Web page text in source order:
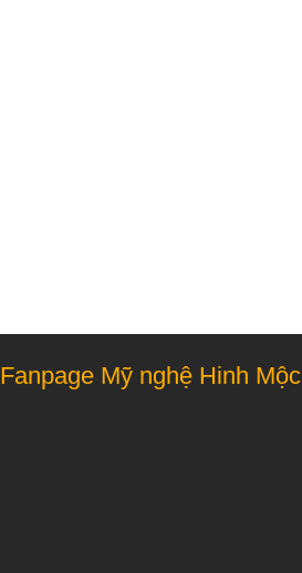
Fanpage Mỹ nghệ Hinh Mộc